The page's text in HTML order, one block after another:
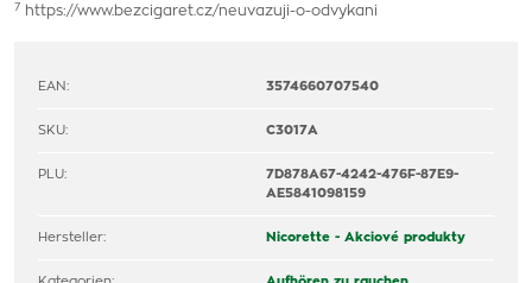
7 https://www.bezcigaret.cz/neuvazuji-o-odvykani
EAN: 3574660707540
SKU: C3017A
PLU:
7D878A67-4242-476F-87E9-
AE5841098159
Hersteller: Nicorette - Akciové produkty